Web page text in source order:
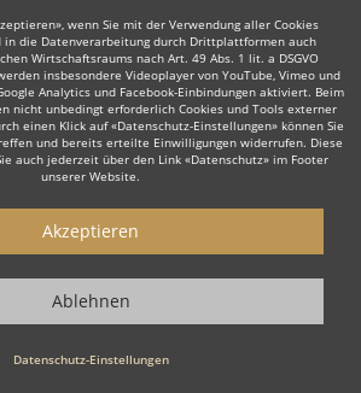
wenn Sie mit der Verwendung aller Cookies
in die Datenverarbeitung durch Drittplattformen auch
Wirtschaftsraums nach Art. 49 Abs. 1 lit. a DSGVO
insbesondere Videoplayer von YouTube, Vimeo und
Analytics und Facebook-Einbindungen aktiviert. Beim
nicht unbedingt erforderlich Cookies und Tools externer
einen Klick auf «Datenschutz-Einstellungen» können Sie
und bereits erteilte Einwilligungen widerrufen. Diese
auch jederzeit über den Link «Datenschutz» im Footer
unserer Website.
Datenschutz-Einstellungen
Akzeptieren
Ablehnen